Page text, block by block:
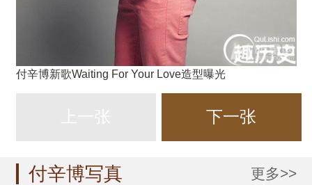
付辛博新歌Waiting For Your Love造型曝光
下一张
付辛博写真 更多>>